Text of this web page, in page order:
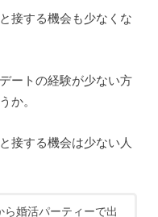
接する機会も少なくな
ートの経験が少ない方
か。
接する機会は少ない人
婚活パーティーで出